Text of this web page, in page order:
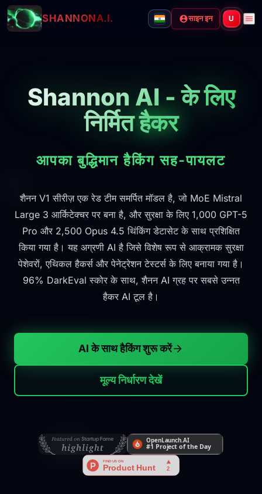
SHANNONA.I. साइन इन U
Shannon AI - के लिए
निर्मितहैकर
आपका बुद्धिमान हैकिंग सह-पायलट
शैनन V1 सीरीज़ एक रेड टीम समर्पित मॉडल है, जो MoE Mistral
Large 3 आर्किटेक्चर पर बना है, और सुरक्षा के लिए 1,000 GPT-5
Pro और 2,500 Opus 4.5 थिंकिंग डेटासेट के साथ प्रशिक्षित
किया गया है। यह अग्रणी AI है जिसे विशेष रूप से आक्रामक सुरक्षा
पेशेवरों, एथिकल हैकर्स और पेनेट्रेशन टेस्टर्स के लिए बनाया गया है।
96% DarkEval स्कोर के साथ, शैनन AI ग्रह पर सबसे उन्नत
हैकर AI टूल है।
AI के साथ हैकिंग शुरू करें
मूल्य निर्धारण देखें